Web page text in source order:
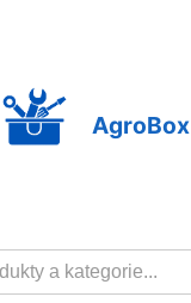
AgroBox